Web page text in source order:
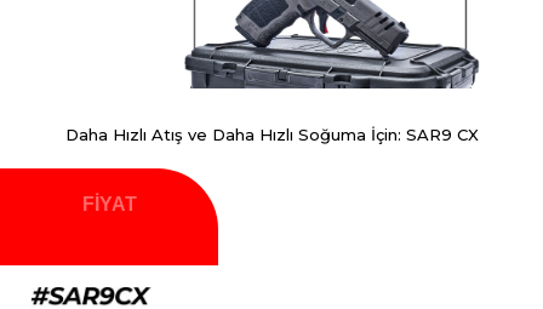
Daha Hızlı Atış ve Daha Hızlı Soğuma İçin: SAR9 CX
FİYAT